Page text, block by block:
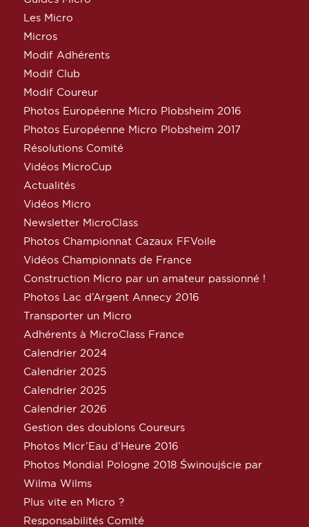
Les Micro
Micros
Modif Adhérents
Modif Club
Modif Coureur
Photos Européenne Micro Plobsheim 2016
Photos Européenne Micro Plobsheim 2017
Résolutions Comité
Vidéos MicroCup
Actualités
Vidéos Micro
Newsletter MicroClass
Photos Championnat Cazaux FFVoile
Vidéos Championnats de France
Construction Micro par un amateur passionné !
Photos Lac d’Argent Annecy 2016
Transporter un Micro
Adhérents à MicroClass France
Calendrier 2024
Calendrier 2025
Calendrier 2025
Calendrier 2026
Gestion des doublons Coureurs
Photos Micr’Eau d’Heure 2016
Photos Mondial Pologne 2018 Świnoujście par
Wilma Wilms
Plus vite en Micro ?
Responsabilités Comité